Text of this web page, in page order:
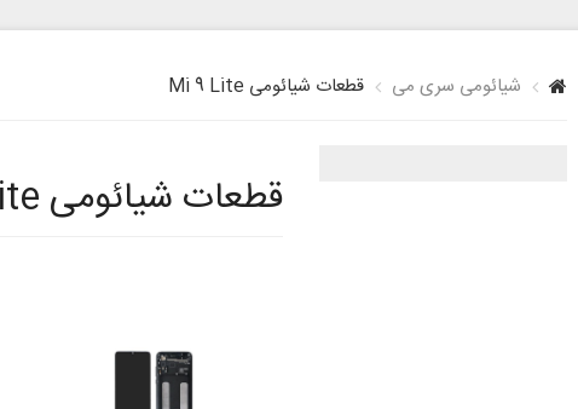
شیائومی سری می قطعات شیائومی Mi 9 Lite
قطعات شیائومی Mi 9 Lite